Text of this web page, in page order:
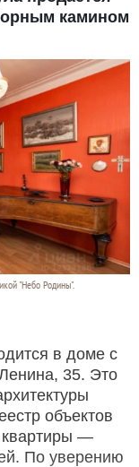
камином
"Небо Родины".
в доме с
35. Это
объектов
квартиры —
По уверению